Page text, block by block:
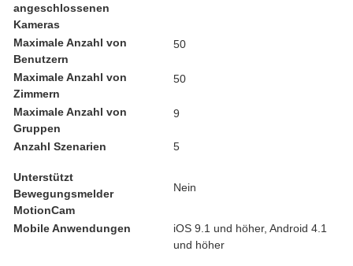
angeschlossenen
Kameras
Maximale Anzahl von
Benutzern
50
Maximale Anzahl von
Zimmern
50
Maximale Anzahl von
Gruppen
9
Anzahl Szenarien 5
Unterstützt
Bewegungsmelder
MotionCam
Nein
Mobile Anwendungen
iOS 9.1 und höher, Android 4.1
und höher